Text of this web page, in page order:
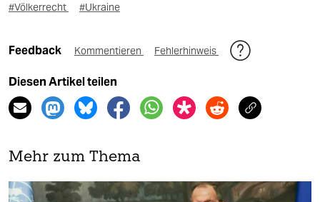
#Völkerrecht
#Ukraine
Feedback Kommentieren Fehlerhinweis
Diesen Artikel teilen
Mehr zum Thema